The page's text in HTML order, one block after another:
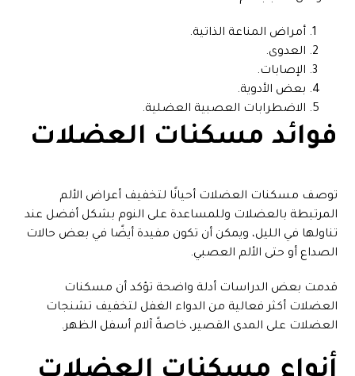
أمراض المناعة الذاتية.
العدوى.
الإصابات.
بعض الأدوية.
الاضطرابات العصبية العضلية.
فوائد مسكنات العضلات
توصف مسكنات العضلات أحيانًا لتخفيف أعراض الألم
المرتبطة بالعضلات وللمساعدة على النوم بشكل أفضل عند
تناولها في الليل، ويمكن أن تكون مفيدة أيضًا في بعض حالات
الصداع أو حتى الألم العصبي.
قدمت بعض الدراسات أدلة واضحة تؤكد أن مسكنات
العضلات أكثر فعالية من الدواء الغفل لتخفيف تشنجات
العضلات على المدى القصير، خاصةً آلام أسفل الظهر.